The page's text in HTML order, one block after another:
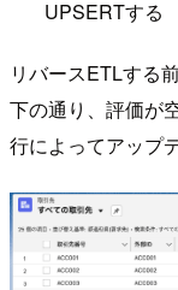
UPSERTする
リバースETLする
下の通り、評価が
行によってアップ